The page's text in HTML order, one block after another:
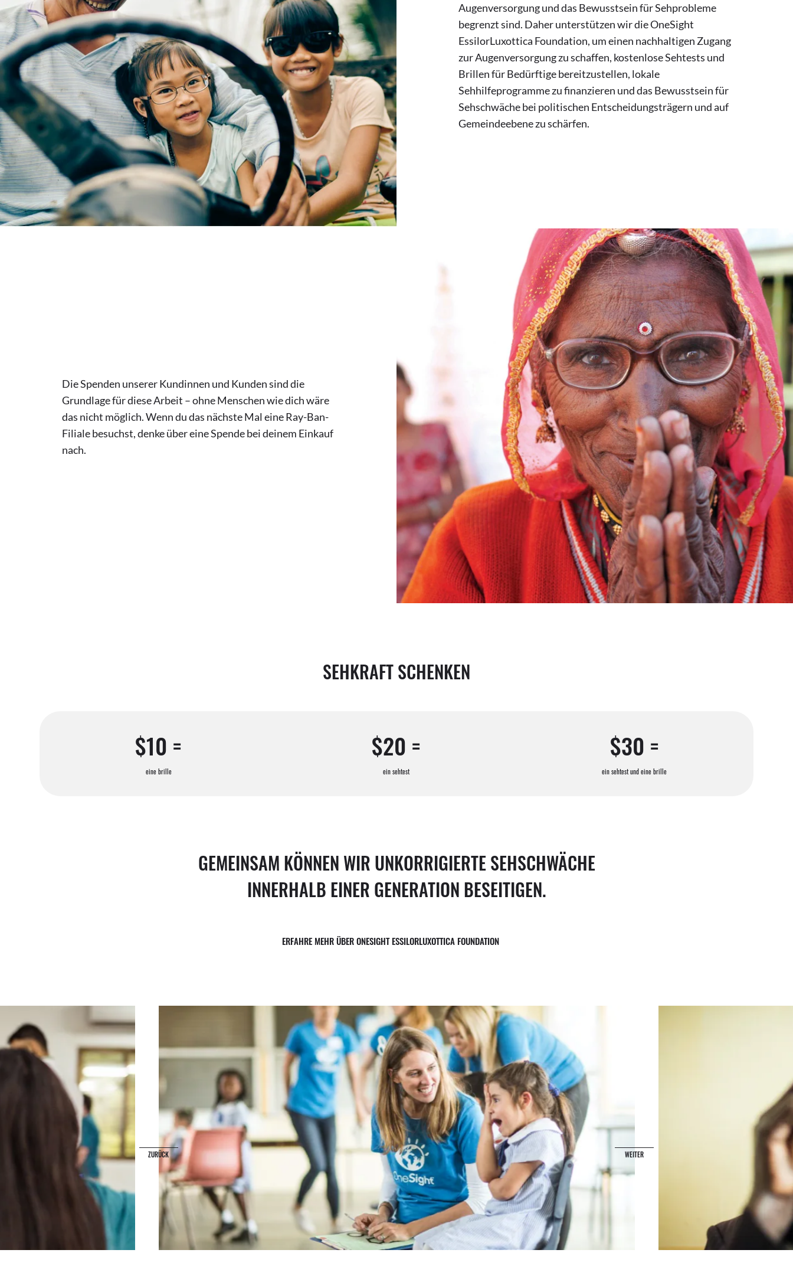
Augenversorgung und das Bewusstsein für Sehprobleme
begrenzt sind. Daher unterstützen wir die OneSight
EssilorLuxottica Foundation, um einen nachhaltigen Zugang
zur Augenversorgung zu schaffen, kostenlose Sehtests und
Brillen für Bedürftige bereitzustellen, lokale
Sehhilfeprogramme zu finanzieren und das Bewusstsein für
Sehschwäche bei politischen Entscheidungsträgern und auf
Gemeindeebene zu schärfen.
Die Spenden unserer Kundinnen und Kunden sind die
Grundlage für diese Arbeit – ohne Menschen wie dich wäre
das nicht möglich. Wenn du das nächste Mal eine Ray-Ban-
Filiale besuchst, denke über eine Spende bei deinem Einkauf
nach.
SEHKRAFT SCHENKEN
$10 =
eine brille
$20 =
ein sehtest
$30 =
ein sehtest und eine brille
GEMEINSAM KÖNNEN WIR UNKORRIGIERTE SEHSCHWÄCHE
INNERHALB EINER GENERATION BESEITIGEN.
ERFAHRE MEHR ÜBER ONESIGHT ESSILORLUXOTTICA FOUNDATION
ZURÜCK WEITER